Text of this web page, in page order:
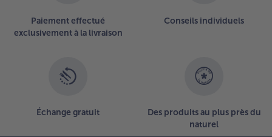
Paiement effectué
exclusivement à la livraison
Conseils individuels
Échange gratuit
Des produits au plus près du
naturel